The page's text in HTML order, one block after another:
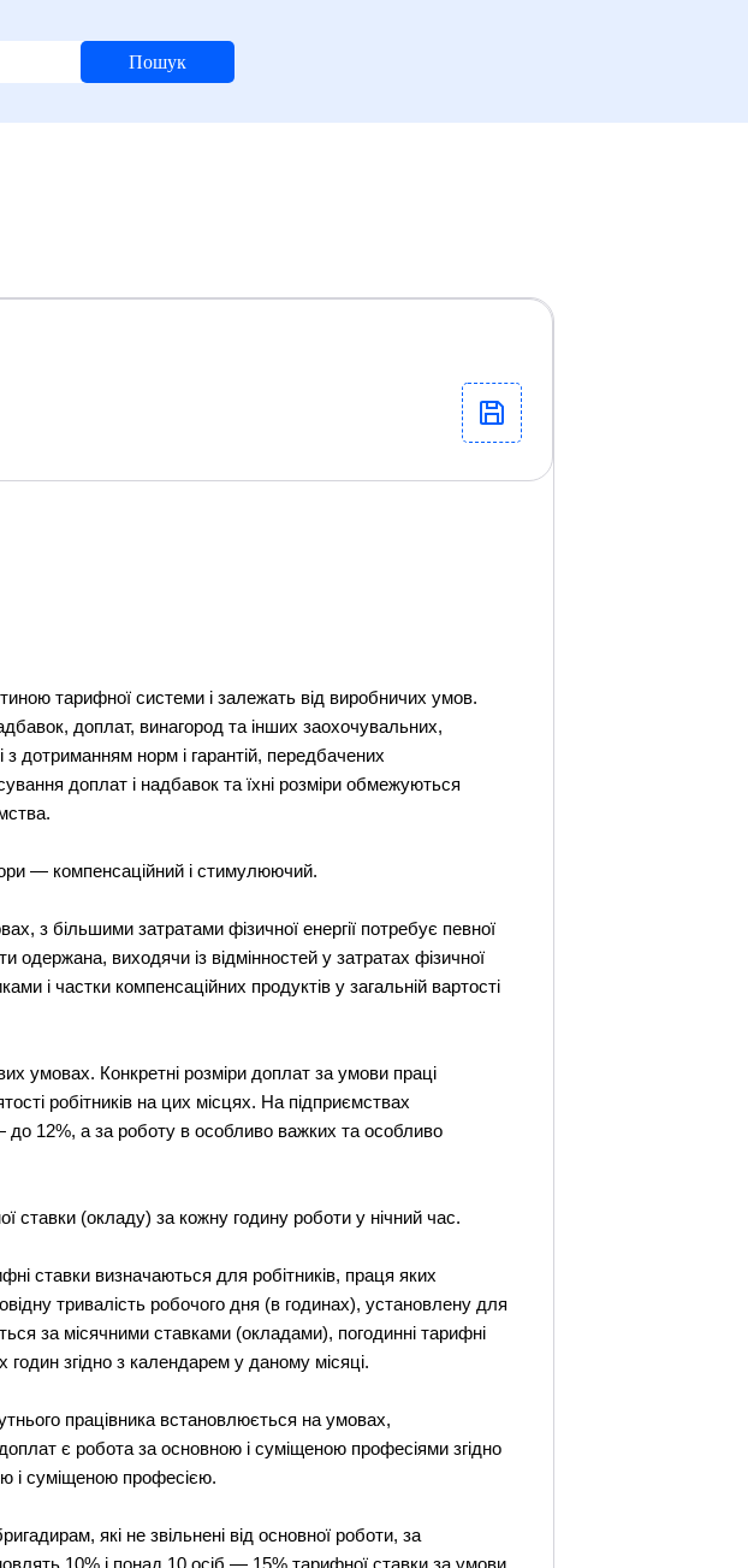
Пошук
тарифної системи і залежать від виробничих умов.
доплат, винагород та інших заохочувальних,
дотриманням норм і гарантій, передбачених
доплат і надбавок та їхні розміри обмежуються
— компенсаційний і стимулюючий.
з більшими затратами фізичної енергії потребує певної
одержана, виходячи із відмінностей у затратах фізичної
і частки компенсаційних продуктів у загальній вартості
умовах. Конкретні розміри доплат за умови праці
робітників на цих місцях. На підприємствах
12%, а за роботу в особливо важких та особливо
ставки (окладу) за кожну годину роботи у нічний час.
ставки визначаються для робітників, праця яких
тривалість робочого дня (в годинах), установлену для
за місячними ставками (окладами), погодинні тарифні
годин згідно з календарем у даному місяці.
працівника встановлюється на умовах,
є робота за основною і суміщеною професіями згідно
і суміщеною професією.
які не звільнені від основної роботи, за
10% і понад 10 осіб — 15% тарифної ставки за умови